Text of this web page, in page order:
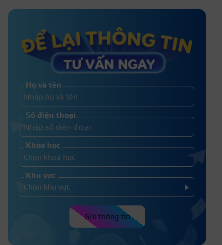
Top 10 nghề lương 30 triệu không
cần bằng cấp 2026
nào? Điểm chuẩn 2026
Họ và tên
Số điện thoại
Khóa học
Khu vực
Gửi thông tin